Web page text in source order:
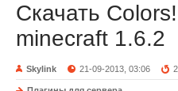
Скачать
minecraft 1.6.2
Skylink 21-09-2013, 03:06